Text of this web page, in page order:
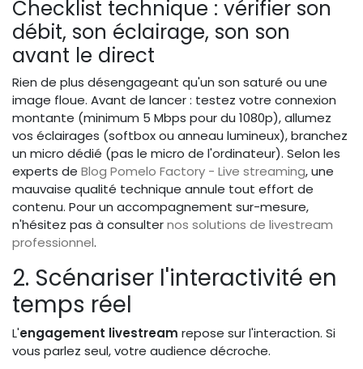
Checklist technique : vérifier son
débit, son éclairage, son son
avant le direct
Rien de plus désengageant qu'un son saturé ou une
image floue. Avant de lancer : testez votre connexion
montante (minimum 5 Mbps pour du 1080p), allumez
vos éclairages (softbox ou anneau lumineux), branchez
un micro dédié (pas le micro de l'ordinateur). Selon les
experts de Blog Pomelo Factory - Live streaming, une
mauvaise qualité technique annule tout effort de
contenu. Pour un accompagnement sur-mesure,
n'hésitez pas à consulternos solutions de livestream
professionnel.
2. Scénariser l'interactivité en
temps réel
L'engagement livestream repose sur l'interaction. Si
vous parlez seul, votre audience décroche.